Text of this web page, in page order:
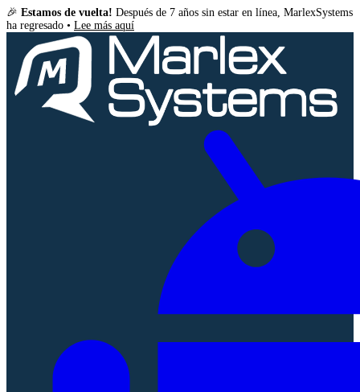
🎉 Estamos de vuelta! Después de 7 años sin estar en línea, MarlexSystems
ha regresado • Lee más aquí